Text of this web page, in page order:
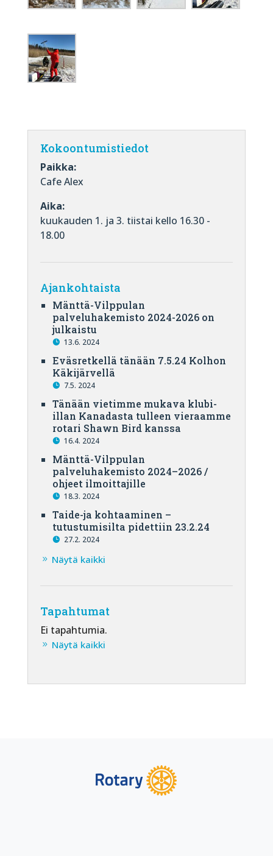
Kokoontumistiedot
Paikka:
Cafe Alex
Aika:
kuukauden 1. ja 3. tiistai kello 16.30 -
18.00
Ajankohtaista
Mänttä-Vilppulan
palveluhakemisto 2024-2026 on
julkaistu
13.6. 2024
Eväsretkellä tänään 7.5.24 Kolhon
Käkijärvellä
7.5. 2024
Tänään vietimme mukava klubi-
illan Kanadasta tulleen vieraamme
rotari Shawn Bird kanssa
16.4. 2024
Mänttä-Vilppulan
palveluhakemisto 2024–2026 /
ohjeet ilmoittajille
18.3. 2024
Taide-ja kohtaaminen –
tutustumisilta pidettiin 23.2.24
27.2. 2024
Näytä kaikki
Tapahtumat
Ei tapahtumia.
Näytä kaikki